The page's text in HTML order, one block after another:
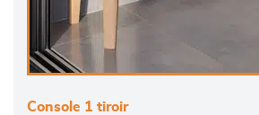
Console 1 tiroir